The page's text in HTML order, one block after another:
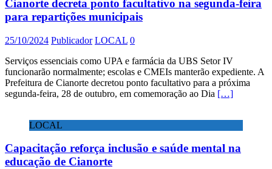
Cianorte decreta ponto facultativo na segunda-feira
para repartições municipais
25/10/2024 Publicador LOCAL 0
Serviços essenciais como UPA e farmácia da UBS Setor IV
funcionarão normalmente; escolas e CMEIs manterão expediente. A
Prefeitura de Cianorte decretou ponto facultativo para a próxima
segunda-feira, 28 de outubro, em comemoração ao Dia […]
LOCAL
Capacitação reforça inclusão e saúde mental na
educação de Cianorte